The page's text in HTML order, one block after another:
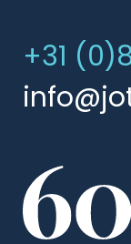
+31